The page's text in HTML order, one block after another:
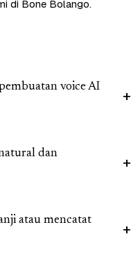
di Bone Bolango.
voice AI
dan
atau mencatat